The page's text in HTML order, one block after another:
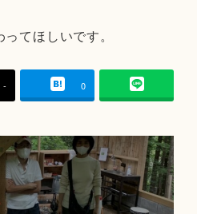
てほしいです。
- 0